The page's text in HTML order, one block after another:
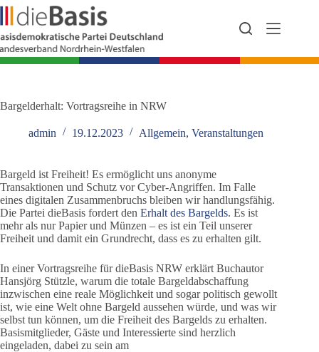
Zum
Inhalt
springen
Bargelderhalt: Vortragsreihe in NRW
admin 19.12.2023 Allgemein, Veranstaltungen
Bargeld ist Freiheit! Es ermöglicht uns anonyme
Transaktionen und Schutz vor Cyber-Angriffen. Im Falle
eines digitalen Zusammenbruchs bleiben wir handlungsfähig.
Die Partei dieBasis fordert den Erhalt des Bargelds. Es ist
mehr als nur Papier und Münzen – es ist ein Teil unserer
Freiheit und damit ein Grundrecht, dass es zu erhalten gilt.
In einer Vortragsreihe für dieBasis NRW erklärt Buchautor
Hansjörg Stützle, warum die totale Bargeldabschaffung
inzwischen eine reale Möglichkeit und sogar politisch gewollt
ist, wie eine Welt ohne Bargeld aussehen würde, und was wir
selbst tun können, um die Freiheit des Bargelds zu erhalten.
Basismitglieder, Gäste und Interessierte sind herzlich
eingeladen, dabei zu sein am